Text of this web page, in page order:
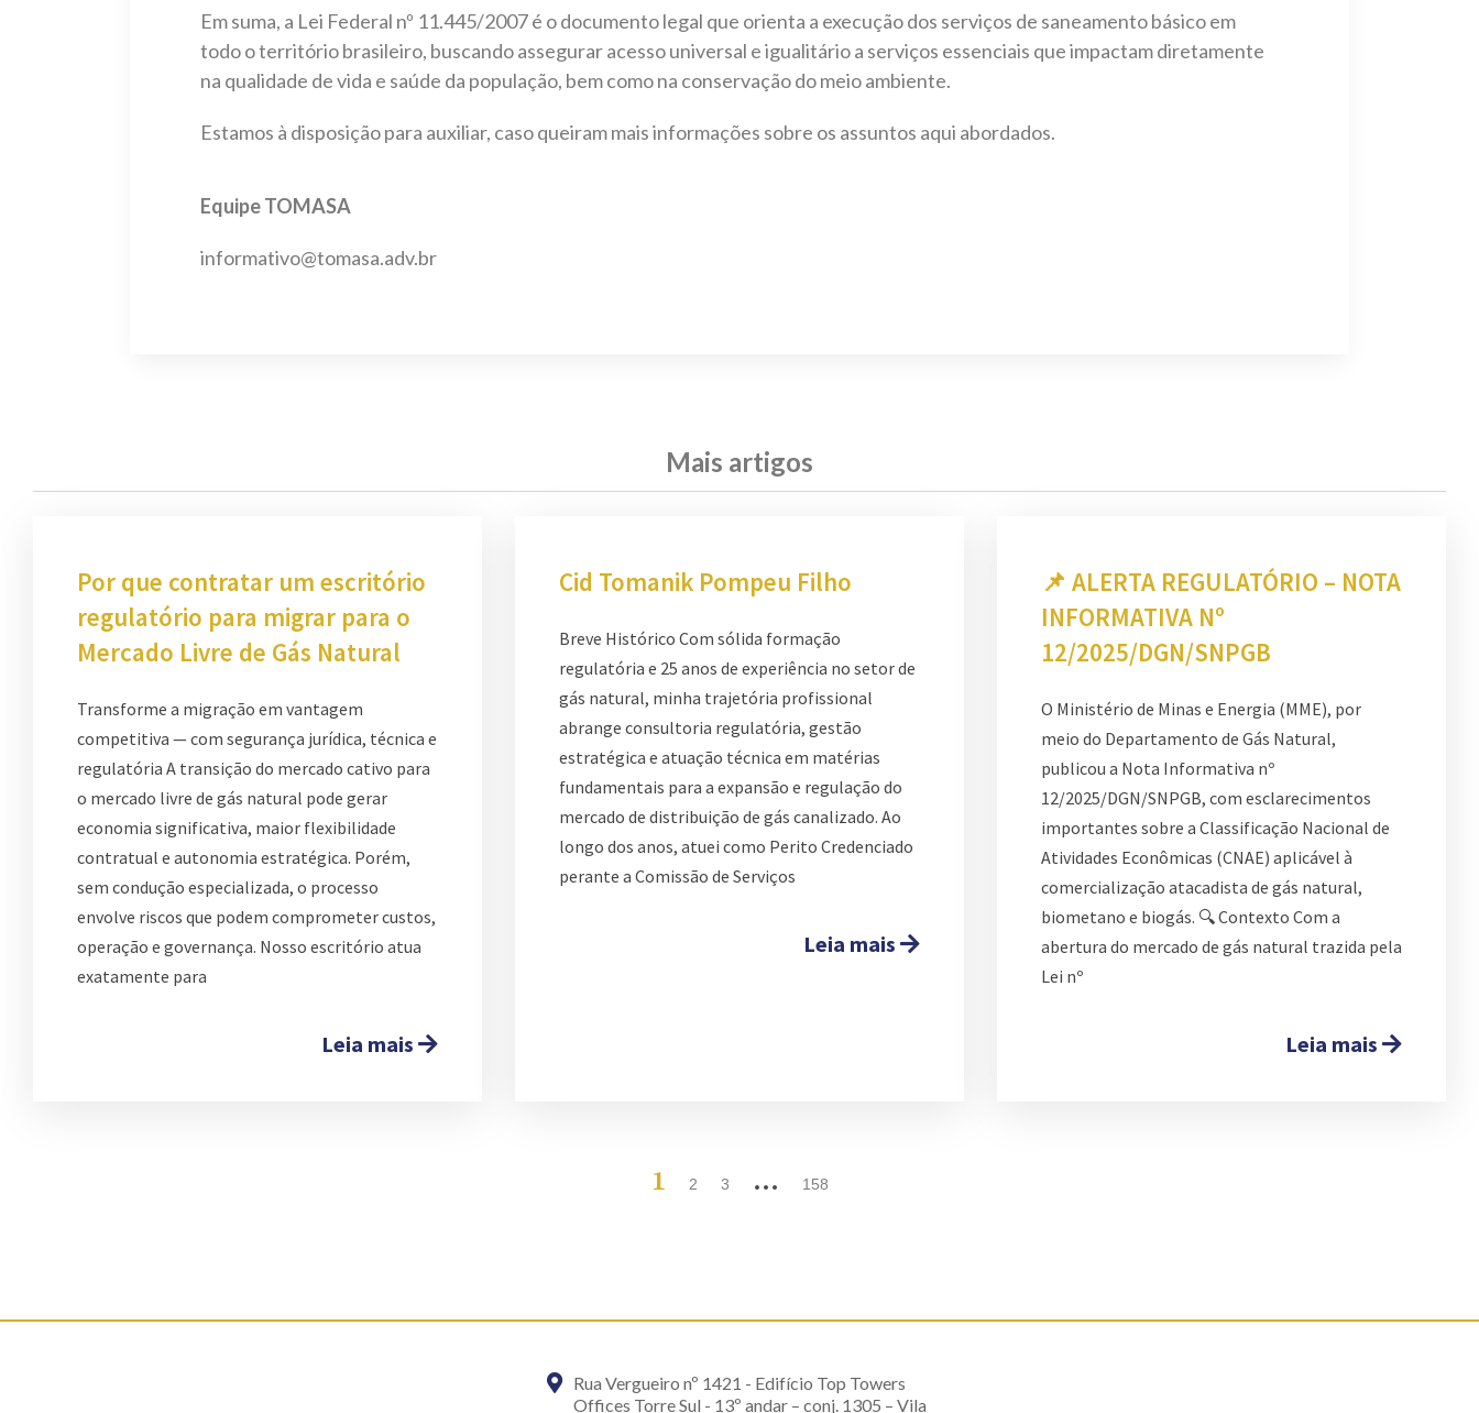
Em suma, a Lei Federal nº 11.445/2007 é o documento legal que orienta a execução dos serviços de saneamento básico em
todo o território brasileiro, buscando assegurar acesso universal e igualitário a serviços essenciais que impactam diretamente
na qualidade de vida e saúde da população, bem como na conservação do meio ambiente.
Estamos à disposição para auxiliar, caso queiram mais informações sobre os assuntos aqui abordados.
Equipe TOMASA
informativo@tomasa.adv.br
Mais artigos
Por que contratar um escritório
regulatório para migrar para o
Mercado Livre de Gás Natural
Transforme a migração em vantagem
competitiva — com segurança jurídica, técnica e
regulatória A transição do mercado cativo para
o mercado livre de gás natural pode gerar
economia significativa, maior flexibilidade
contratual e autonomia estratégica. Porém,
sem condução especializada, o processo
envolve riscos que podem comprometer custos,
operação e governança. Nosso escritório atua
exatamente para
Leia mais
Cid Tomanik Pompeu Filho
Breve Histórico Com sólida formação
regulatória e 25 anos de experiência no setor de
gás natural, minha trajetória profissional
abrange consultoria regulatória, gestão
estratégica e atuação técnica em matérias
fundamentais para a expansão e regulação do
mercado de distribuição de gás canalizado. Ao
longo dos anos, atuei como Perito Credenciado
perante a Comissão de Serviços
Leia mais
📌 ALERTA REGULATÓRIO – NOTA
INFORMATIVA Nº
12/2025/DGN/SNPGB
O Ministério de Minas e Energia (MME), por
meio do Departamento de Gás Natural,
publicou a Nota Informativa nº
12/2025/DGN/SNPGB, com esclarecimentos
importantes sobre a Classificação Nacional de
Atividades Econômicas (CNAE) aplicável à
comercialização atacadista de gás natural,
biometano e biogás. 🔍 Contexto Com a
abertura do mercado de gás natural trazida pela
Lei nº
Leia mais
1 2 3 … 158
Rua Vergueiro nº 1421 - Edifício Top Towers
Offices Torre Sul - 13º andar – conj. 1305 – Vila